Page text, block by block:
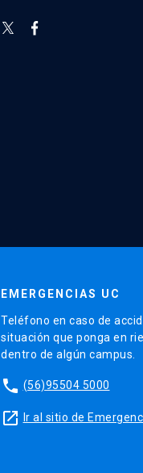
EMERGENCIAS UC
Teléfono en caso de
situación que ponga en
dentro de algún campus.
phone (56)95504 5000
launch Ir al sitio de